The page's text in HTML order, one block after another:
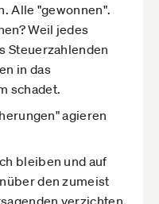
Alle "gewonnen".
Weil jedes
Steuerzahlenden
in das
schadet.
agieren
bleiben und auf
den zumeist
verzichten.